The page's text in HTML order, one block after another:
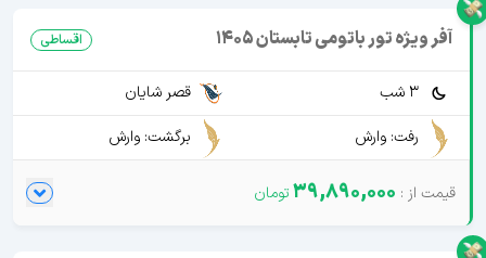
آفر ویژه تور باتومی تابستان 1405 اقساطی
3 شب
قصر شایان
رفت: وارش
برگشت: وارش
39,890,000